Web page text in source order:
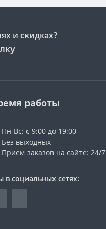
и скидках?
работы
Пн-Вс: с 9:00 до 19:00
Без выходных
Прием заказов на сайте: 24/7
в социальных сетях: